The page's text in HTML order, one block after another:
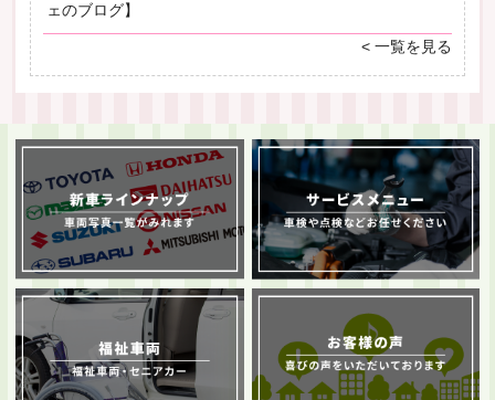
ェのブログ】
< 一覧を見る